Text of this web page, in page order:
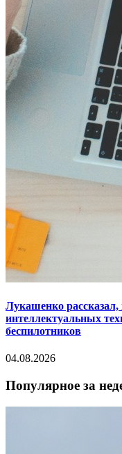
Лукашенко
интеллектуальных
беспилотников
04.08.2026
Популярное за